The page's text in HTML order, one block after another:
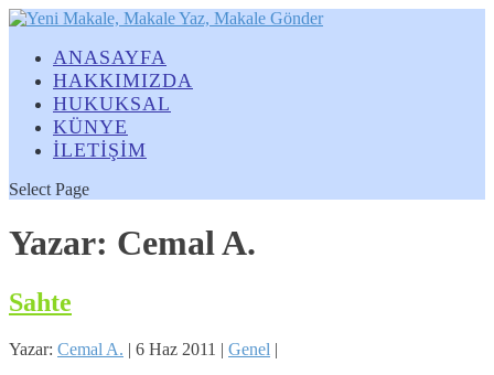
ANASAYFA
HAKKIMIZDA
HUKUKSAL
KÜNYE
İLETİŞİM
Select Page
Yazar: Cemal A.
Sahte
Yazar: Cemal A. | 6 Haz 2011 | Genel |